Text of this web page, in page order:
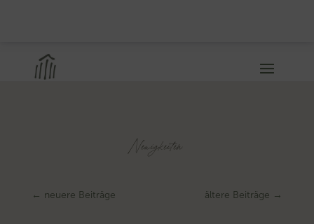
Neuigkeiten
← neuere Beiträge ältere Beiträge →